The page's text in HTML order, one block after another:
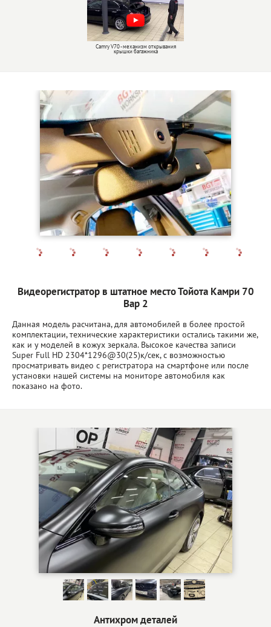
Camry V70 - механизм открывания
крышки багажника
Видеорегистратор в штатное место Тойота Камри 70
Вар 2
Данная модель расчитана, для автомобилей в более простой
комплектации, технические характеристики остались такими же,
как и у моделей в кожух зеркала. Высокое качества записи
Super Full HD 2304*1296@30(25)к/сек, c возможностью
просматривать видео с регистратора на смартфоне или после
установки нашей системы на мониторе автомобиля как
показано на фото.
Антихром деталей